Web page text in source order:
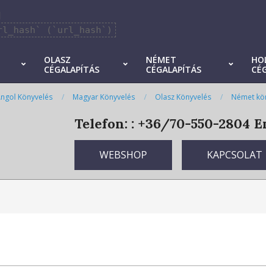
(`url_hash`)
OLASZ
CÉGALAPÍTÁS
NÉMET
CÉGALAPÍTÁS
Könyvelés Magyar Könyvelés Olasz Könyvelés Német
Telefon: : +36/70-550-2804
WEBSHOP KAPCSOLAT